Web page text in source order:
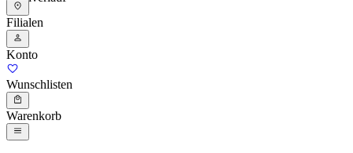
Filialen
Konto
Wunschlisten
Warenkorb